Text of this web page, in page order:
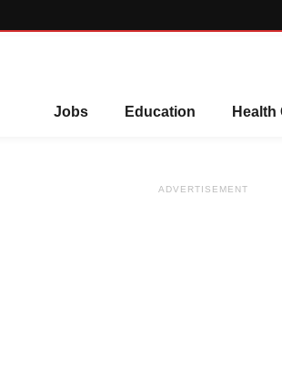
Jobs Education Health
ADVERTISEMENT